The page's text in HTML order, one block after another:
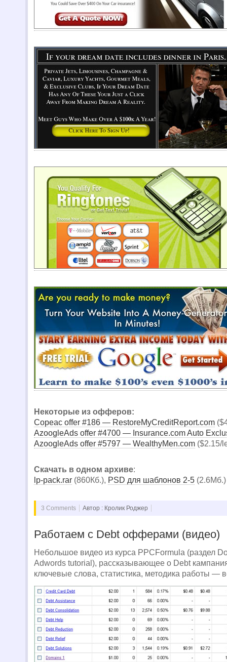
Некоторые из офферов:
Copeac offer #186 — RestoreMyCreditReport.com
AzoogleAds offer #4700 — Insurance.com Auto
AzoogleAds offer #5797 — WealthyMen.com ($2.15/
Скачать в одном архиве:
lp-pack.rar (860Кб.), PSD для шаблонов 2-5 (2.6Мб.)
3 Comments Автор : Кролик Роджер
Работаем с Debt офферами (видео)
Небольшое видео из курса PPCFormula (раздел
Adwords tutorial), рассказывающее о Debt
ключевые слова, статистика, методика работы —